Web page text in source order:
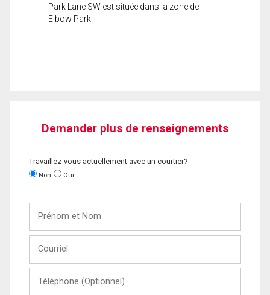
Park Lane SW est située dans la zone de
Elbow Park.
Demander plus de renseignements
Travaillez-vous actuellement avec un courtier?
Non Oui
Nom
(Optionnel)